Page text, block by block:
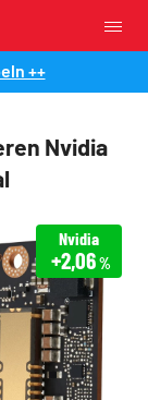
++
Nvidia
Nvidia
+2,06%